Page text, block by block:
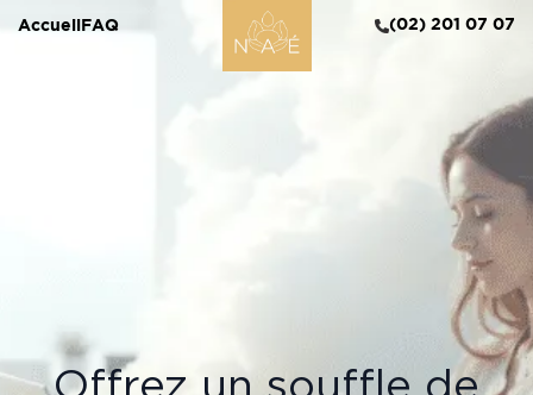
Accueil FAQ (02) 201 07 07
Offrez un souffle de